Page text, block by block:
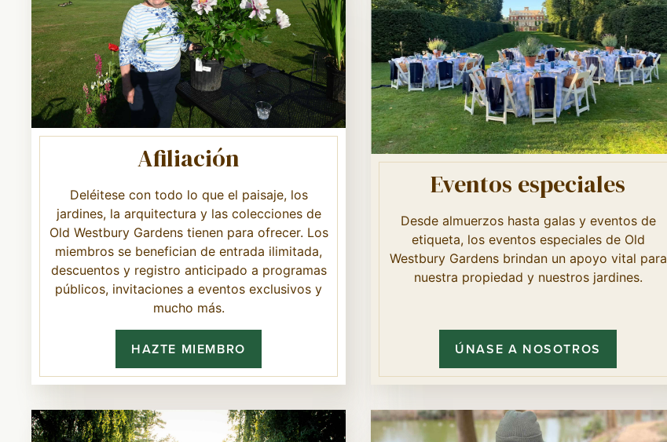
Afiliación
Deléitese con todo lo que el paisaje, los
jardines, la arquitectura y las colecciones de
Old Westbury Gardens tienen para ofrecer. Los
miembros se benefician de entrada ilimitada,
descuentos y registro anticipado a programas
públicos, invitaciones a eventos exclusivos y
mucho más.
HAZTE MIEMBRO
Eventos especiales
Desde almuerzos hasta galas y eventos de
etiqueta, los eventos especiales de Old
Westbury Gardens brindan un apoyo vital para
nuestra propiedad y nuestros jardines.
ÚNASE A NOSOTROS